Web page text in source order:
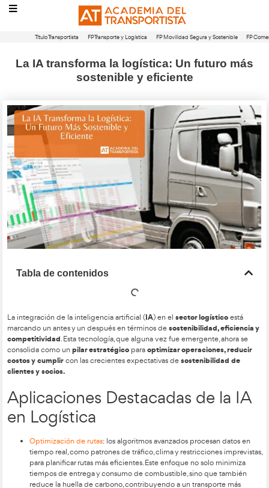
La IA transforma la logística: Un
Tabla de contenidos
La integración de la inteligencia artificial (
marcando un antes y un después en términos de
competitividad. Esta tecnología, que alguna vez fue
consolida como unpilar estratégicoparaoptimizar
costos y cumplircon las crecientes expectativas de
clientes y socios.